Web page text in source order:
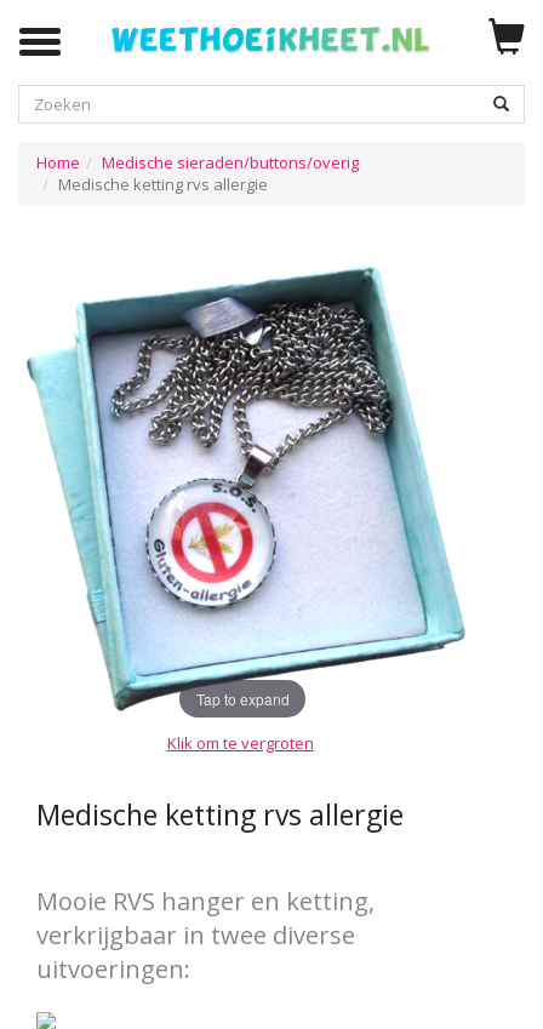
Zoeken
Home
Medische sieraden/buttons/overig
Medische ketting rvs allergie
Tap to expand
Klik om te vergroten
Medische ketting rvs allergie
Mooie RVS hanger en ketting,
verkrijgbaar in twee diverse
uitvoeringen: